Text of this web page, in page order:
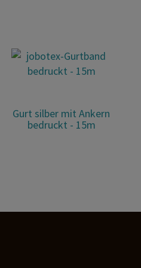
Gurt silber mit Ankern
bedruckt - 15m